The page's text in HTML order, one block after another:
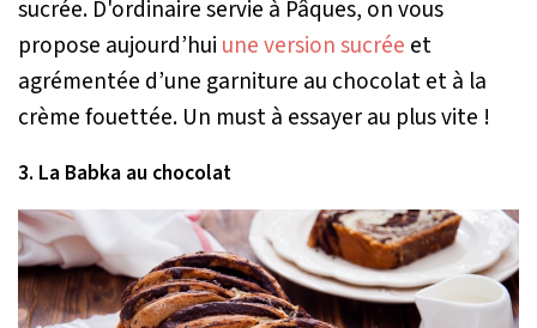
sucrée. D'ordinaire servie à Pâques, on vous
propose aujourd’hui une version sucrée et
agrémentée d’une garniture au chocolat et à la
crème fouettée. Un must à essayer au plus vite !
3. La Babka au chocolat